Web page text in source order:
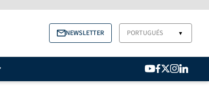
NEWSLETTER PORTUGUÉS ▼